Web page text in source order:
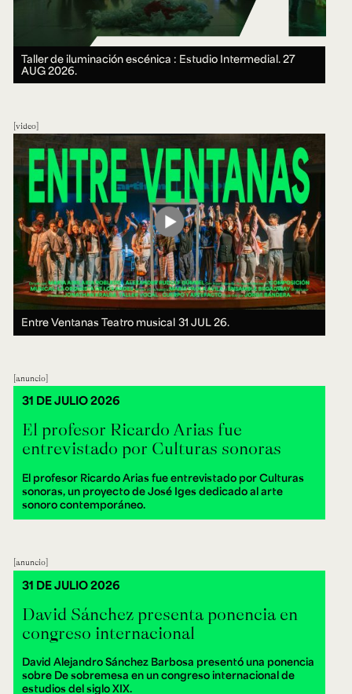
Taller de iluminación escénica : Estudio Intermedial.27
AUG 2026.
video
Entre Ventanas Teatro musical 31 JUL 26.
anuncio
El profesor Ricardo Arias fue
entrevistado por Culturas sonoras
El profesor Ricardo Arias fue entrevistado por Culturas
sonoras, un proyecto de José Iges dedicado al arte
sonoro contemporáneo.
31 DE JULIO 2026
anuncio
David Sánchez presenta ponencia en
congreso internacional
David Alejandro Sánchez Barbosa presentó una ponencia
sobre De sobremesa en un congreso internacional de
estudios del siglo XIX.
31 DE JULIO 2026